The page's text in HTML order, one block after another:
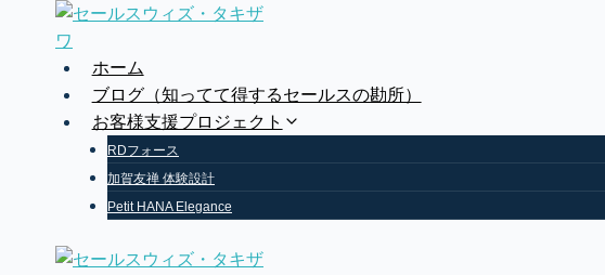
ホーム
ブログ（知ってて得するセールスの勘所）
お客様支援プロジェクト
RDフォース
加賀友禅 体験設計
Petit HANA Elegance